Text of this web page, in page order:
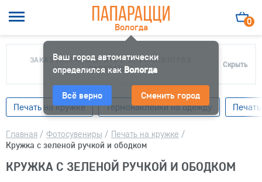
Вологда
Ваш город автоматически
определился как Вологда
Всё верно Сменить город
0
ЗАКАЗ МОЖНО ЗАБРАТЬ В 10 ФОТОЦЕНТРАХ
ПАПАРАЦЦИ
Скрыть
Печать на кружке Термонаклейки на одежду
Главная / Фотосувениры / Печать на кружке /
Кружка с зеленой ручкой и ободком
КРУЖКА С ЗЕЛЕНОЙ РУЧКОЙ И ОБОДКОМ